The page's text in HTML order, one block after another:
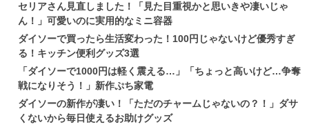
セリアさん見直しました！「見た目重視かと思いきや凄いじゃ
ん！」可愛いのに実用的なミニ容器
ダイソーで買ったら生活変わった！100円じゃないけど優秀すぎ
る！キッチン便利グッズ3選
「ダイソーで1000円は軽く震える…」「ちょっと高いけど…争奪
戦になりそう！」新作ぷち家電
ダイソーの新作が凄い！「ただのチャームじゃないの？！」ダサ
くないから毎日使えるお助けグッズ